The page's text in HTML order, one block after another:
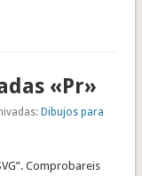
«Pr»
Dibujos para
Comprobareis